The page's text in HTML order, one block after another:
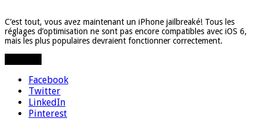
C’est tout, vous avez maintenant un iPhone jailbreaké! Tous les
réglages d’optimisation ne sont pas encore compatibles avec iOS 6,
mais les plus populaires devraient fonctionner correctement.
Facebook
Twitter
LinkedIn
Pinterest